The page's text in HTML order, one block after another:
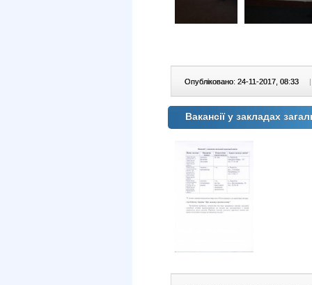
Опубліковано: 24-11-2017, 08:33 |
Вакансії у закладах